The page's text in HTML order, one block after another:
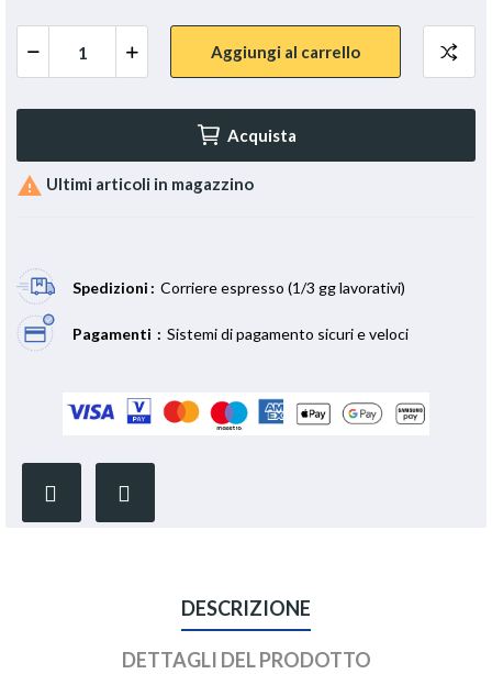
Aggiungi al carrello
Acquista
 Ultimi articoli in magazzino
Spedizioni Corriere espresso (1/3 gg lavorativi)
Pagamenti Sistemi di pagamento sicuri e veloci
DESCRIZIONE
DETTAGLI DEL PRODOTTO